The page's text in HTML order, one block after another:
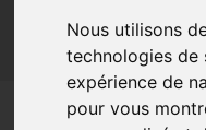
Nous utilisons
technologies de
expérience de
pour vous
Economie collaborative
Mon Parc Num